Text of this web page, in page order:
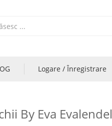
Logare / Înregistrare
By Eva Evalendel